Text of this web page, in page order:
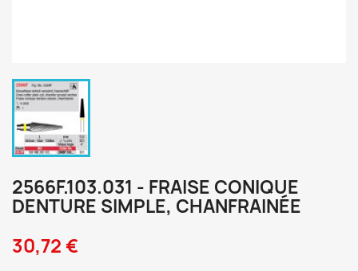
2566F.103.031 - FRAISE CONIQUE
DENTURE SIMPLE, CHANFRAINÉE
30,72 €